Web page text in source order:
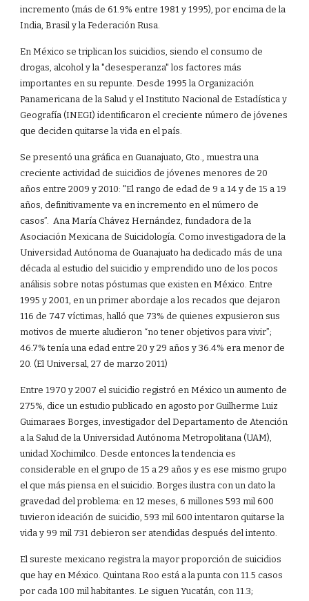
incremento (más de 61.9% entre 1981 y 1995), por encima de la
India, Brasil y la Federación Rusa.
En México se triplican los suicidios, siendo el consumo de
drogas, alcohol y la "desesperanza" los factores más
importantes en su repunte. Desde 1995 la Organización
Panamericana de la Salud y el Instituto Nacional de Estadística y
Geografía (INEGI) identificaron el creciente número de jóvenes
que deciden quitarse la vida en el país.
Se presentó una gráfica en Guanajuato, Gto., muestra una
creciente actividad de suicidios de jóvenes menores de 20
años entre 2009 y 2010: "El rango de edad de 9 a 14 y de 15 a 19
años, definitivamente va en incremento en el número de
casos”. Ana María Chávez Hernández, fundadora de la
Asociación Mexicana de Suicidología. Como investigadora de la
Universidad Autónoma de Guanajuato ha dedicado más de una
década al estudio del suicidio y emprendido uno de los pocos
análisis sobre notas póstumas que existen en México. Entre
1995 y 2001, en un primer abordaje a los recados que dejaron
116 de 747 víctimas, halló que 73% de quienes expusieron sus
motivos de muerte aludieron “no tener objetivos para vivir”;
46.7% tenía una edad entre 20 y 29 años y 36.4% era menor de
20. (El Universal, 27 de marzo 2011)
Entre 1970 y 2007 el suicidio registró en México un aumento de
275%, dice un estudio publicado en agosto por Guilherme Luiz
Guimaraes Borges, investigador del Departamento de Atención
a la Salud de la Universidad Autónoma Metropolitana (UAM),
unidad Xochimilco. Desde entonces la tendencia es
considerable en el grupo de 15 a 29 años y es ese mismo grupo
el que más piensa en el suicidio. Borges ilustra con un dato la
gravedad del problema: en 12 meses, 6 millones 593 mil 600
tuvieron ideación de suicidio, 593 mil 600 intentaron quitarse la
vida y 99 mil 731 debieron ser atendidas después del intento.
El sureste mexicano registra la mayor proporción de suicidios
que hay en México. Quintana Roo está a la punta con 11.5 casos
por cada 100 mil habitantes. Le siguen Yucatán, con 11.3;